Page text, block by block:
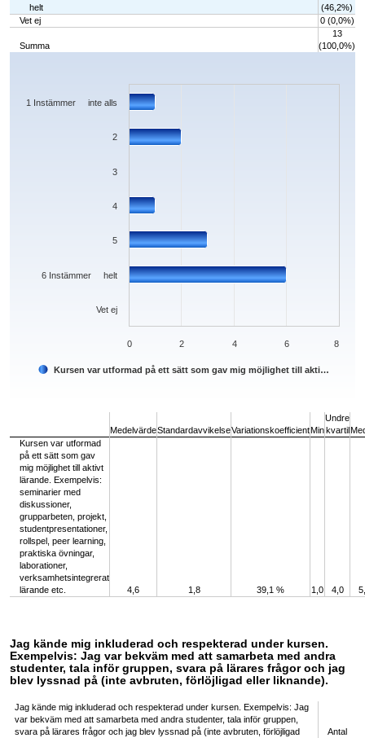
helt
(46,2%)
Vet ej
0 (0,0%)
Summa
13
(100,0%)
Chart
The chart has 1 X axis displaying categories.
The chart has 1 Y axis displaying values. Data ranges from 0 to 6.
Kursen var utformad på ett sätt som gav mig möjlighet till akti…
Vet ej
6 Instämmer helt
5
4
3
2
1 Instämmer inte alls
0 2 4 6 8
MedelvärdeStandardavvikelseVariationskoefficientMin
Undre
kvartil
Kursen var utformad
på ett sätt som gav
mig möjlighet till aktivt
lärande. Exempelvis:
seminarier med
diskussioner,
grupparbeten, projekt,
studentpresentationer,
rollspel, peer learning,
praktiska övningar,
laborationer,
verksamhetsintegrerat
lärande etc.
4,6 1,8 39,1 % 1,0 4,0
Jag kände mig inkluderad och respekterad under kursen.
Exempelvis: Jag var bekväm med att samarbeta med andra
studenter, tala inför gruppen, svara på lärares frågor och jag
blev lyssnad på (inte avbruten, förlöjligad eller liknande).
Jag kände mig inkluderad och respekterad under kursen. Exempelvis: Jag
var bekväm med att samarbeta med andra studenter, tala inför gruppen,
svara på lärares frågor och jag blev lyssnad på (inte avbruten, förlöjligad
Antal